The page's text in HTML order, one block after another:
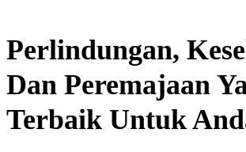
Perlindungan,
Dan Peremajaan
Terbaik Untuk